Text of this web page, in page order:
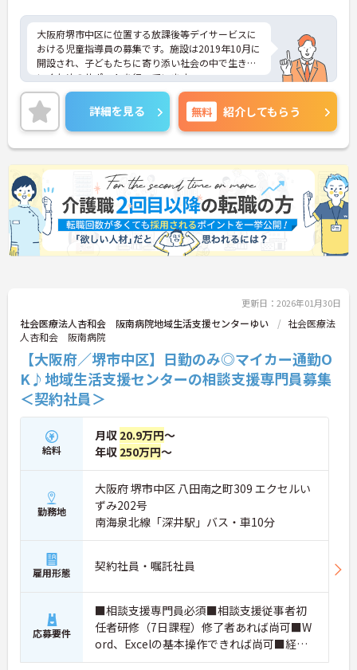
大阪府堺市中区に位置する放課後等デイサービスに
おける児童指導員の募集です。施設は2019年10月に
開設され、子どもたちに寄り添い社会の中で生きて
いくためのサポートを行っています。
休日は完全週休2日制なので、プライベートとのメ
リハリをつけた働き方ができます。また、残業は月
平均10時間程度なのでワークライフバランスを保ち
ながらご勤務いただけます。
ご興味のある方には、面接対策ポイントなど、さら
に詳細をお話しいたしますのでお気軽にご相談くだ
さい！
詳細を見る 無料 紹介してもらう
更新日：2026年01月30日
社会医療法人杏和会 阪南病院地域生活支援センターゆい
社会医療法
人杏和会 阪南病院
【大阪府／堺市中区】日勤のみ◎マイカー通勤O
K♪地域生活支援センターの相談支援専門員募集
＜契約社員＞
給料
月収 20.9万円～
年収 250万円～
勤務地
大阪府 堺市中区 八田南之町309 エクセルい
ずみ202号
南海泉北線「深井駅」バス・車10分
雇用形態 契約社員・嘱託社員
応募要件
■相談支援専門員必須■相談支援従事者初
任者研修（7日課程）修了者あれば尚可■W
ord、Excelの基本操作できれば尚可■経験
不問■普通自動車運転免許必須